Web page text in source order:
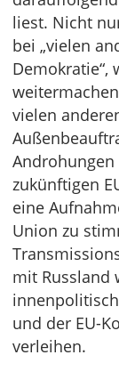
liest. Nicht
bei „vielen
Demokratie“,
vielen
Androhungen
zukünftigen
eine
Union zu
mit Russland
und der EU-
verleihen.